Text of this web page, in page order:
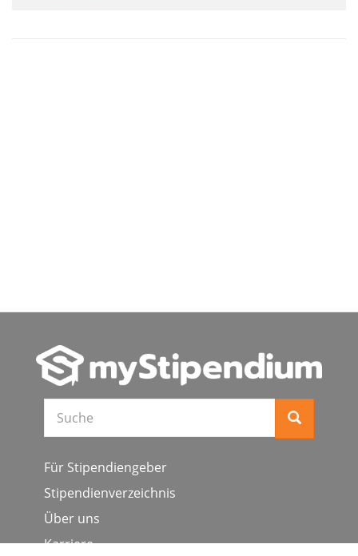
Suche
Für Stipendiengeber
Stipendienverzeichnis
Über uns
Karriere